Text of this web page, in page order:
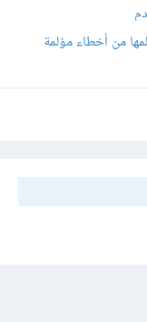
من أخطاء مؤلمة